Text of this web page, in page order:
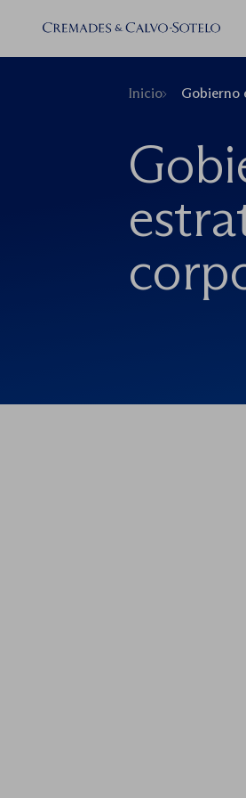
Inicio Gobierno